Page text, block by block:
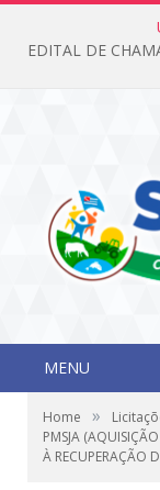
MENU
Home »
PMSJA
À RECUPERAÇÃO